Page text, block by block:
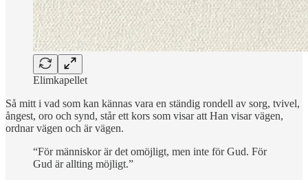
Elimkapellet
Så mitt i vad som kan kännas vara en ständig rondell av sorg, tvivel,
ångest, oro och synd, står ett kors som visar att Han visar vägen,
ordnar vägen och är vägen.
“För människor är det omöjligt, men inte för Gud. För
Gud är allting möjligt.”